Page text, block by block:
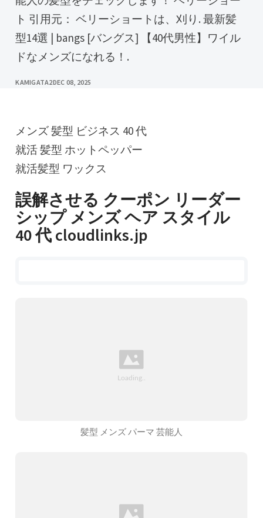
ト 引用元： ベリーショートは、刈り. 最新髪
型14選 | bangs [バングス] 【40代男性】ワイル
ドなメンズになれる！.
KAMIGATA2DEC 08, 2025
メンズ 髪型 ビジネス 40 代
就活 髪型 ホットペッパー
就活髪型 ワックス
誤解させる クーポン リーダー
シップ メンズ ヘア スタイル
40 代 cloudlinks.jp
髪型 メンズ パーマ 芸能人